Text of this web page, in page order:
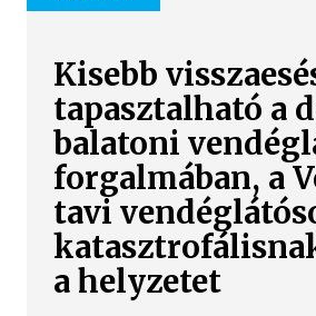
Kisebb
tapasztalható a
balatoni
forgalmában, a
tavi
a helyzetet